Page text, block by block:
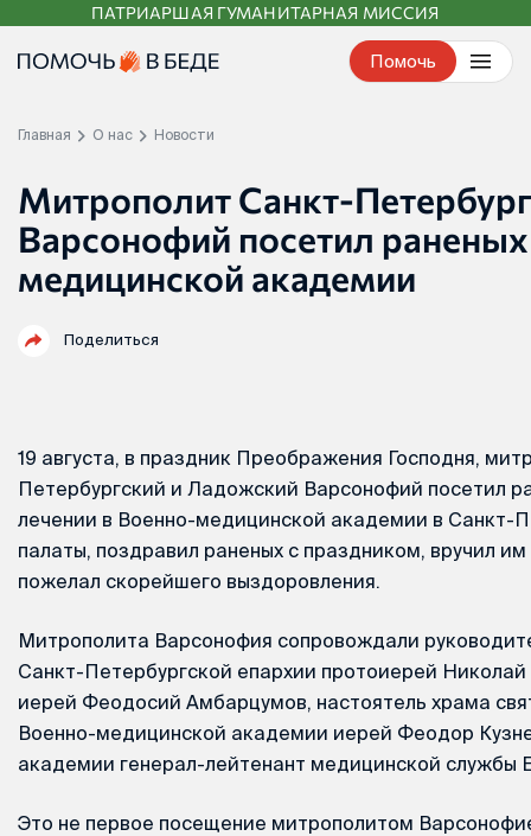
контенту
ПАТРИАРШАЯ ГУМАНИТАРНАЯ МИССИЯ
Помочь
Главная О нас Новости
Митрополит Санкт-
Варсонофий посетил
медицинской академии
Поделиться
19 августа, в праздник Преображения Господня,
Петербургский и Ладожский Варсонофий посетил
лечении в Военно-медицинской академии в Санкт-
палаты, поздравил раненых с праздником, вручил
пожелал скорейшего выздоровления.
Митрополита Варсонофия сопровождали
Санкт-Петербургской епархии протоиерей
иерей Феодосий Амбарцумов, настоятель храма
Военно-медицинской академии иерей Феодор
академии генерал-лейтенант медицинской службы
Это не первое посещение митрополитом